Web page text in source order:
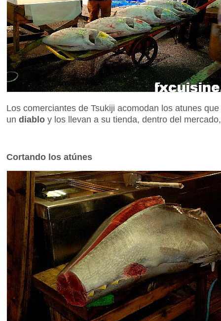
Los comerciantes de Tsukiji acomodan los atunes
un diablo y los llevan a su tienda, dentro del
Cortando los atúnes